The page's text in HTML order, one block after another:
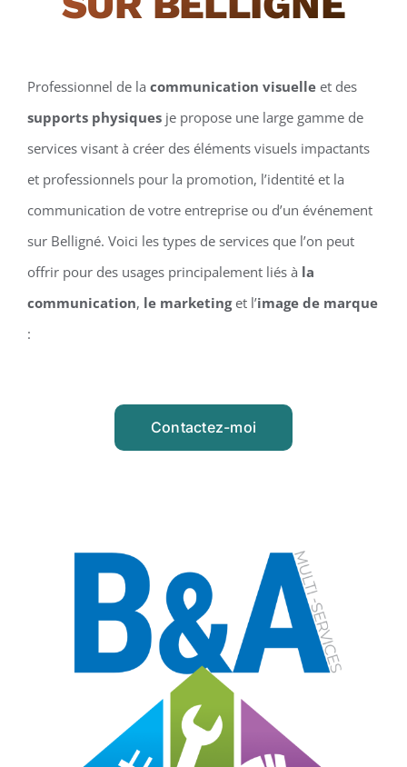
Professionnel de la communication visuelleet des
supports physiquesje propose une large gamme de
services visant à créer des éléments visuels impactants
et professionnels pour la promotion, l’identité et la
communication de votre entreprise ou d’un événement
sur Belligné. Voici les types de services que l’on peut
offrir pour des usages principalement liés à la
communication, le marketinget l’image de marque
:
Contactez-moi